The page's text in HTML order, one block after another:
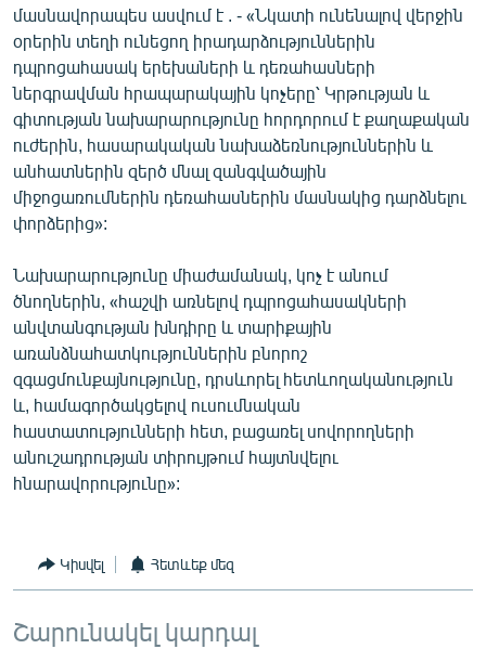
Հայերեն
English
Русский
ՀԵՏԵՎԵՔ ՄԵԶ
«Ազատության» բոլոր կայքերը
մասնավորապես ասվում է . - «Նկատի ունենալով վերջին
օրերին տեղի ունեցող իրադարձություններին
դպրոցահասակ երեխաների և դեռահասների
ներգրավման հրապարակային կոչերը՝ Կրթության և
գիտության նախարարությունը հորդորում է քաղաքական
ուժերին, հասարակական նախաձեռնություններին և
անհատներին զերծ մնալ զանգվածային
միջոցառումներին դեռահասներին մասնակից դարձնելու
փորձերից»:
Նախարարությունը միաժամանակ, կոչ է անում
ծնողներին, «հաշվի առնելով դպրոցահասակների
անվտանգության խնդիրը և տարիքային
առանձնահատկություններին բնորոշ
զգացմունքայնությունը, դրսևորել հետևողականություն
և, համագործակցելով ուսումնական
հաստատությունների հետ, բացառել սովորողների
անուշադրության տիրույթում հայտնվելու
հնարավորությունը»:
Կիսվել Հետևեք մեզ
Շարունակել կարդալ